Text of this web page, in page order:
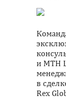
и MTH
в
Rex